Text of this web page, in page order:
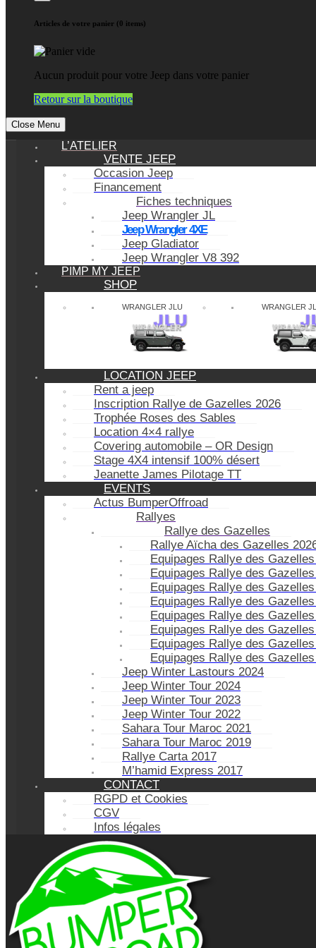
Articles de votre panier (0 items)
Aucun produit pour votre Jeep dans votre panier
Retour sur la boutique
Close Menu
L’ATELIER
VENTE JEEP
Occasion Jeep
Financement
Fiches techniques
Jeep Wrangler JL
Jeep Wrangler 4XE
Jeep Gladiator
Jeep Wrangler V8 392
PIMP MY JEEP
SHOP
WRANGLER JLU WRANGLER JL
LOCATION JEEP
Rent a jeep
Inscription Rallye de Gazelles 2026
Trophée Roses des Sables
Location 4×4 rallye
Covering automobile – OR Design
Stage 4X4 intensif 100% désert
Jeanette James Pilotage TT
EVENTS
Actus BumperOffroad
Rallyes
Rallye des Gazelles
Rallye Aïcha des Gazelles
Equipages Rallye des
Equipages Rallye des
Equipages Rallye des
Equipages Rallye des
Equipages Rallye des
Equipages Rallye des
Equipages Rallye des
Equipages Rallye des
Jeep Winter Lastours 2024
Jeep Winter Tour 2024
Jeep Winter Tour 2023
Jeep Winter Tour 2022
Sahara Tour Maroc 2021
Sahara Tour Maroc 2019
Rallye Carta 2017
M’hamid Express 2017
CONTACT
RGPD et Cookies
CGV
Infos légales